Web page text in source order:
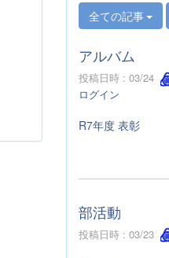
全ての記事
アルバム
投稿日時 : 03/24
ログイン
R7年度 表彰
部活動
投稿日時 : 03/23